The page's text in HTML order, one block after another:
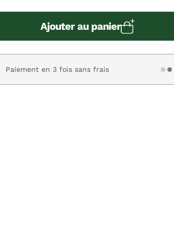
Ajouter au panier
Paiement en 3 fois sans frais